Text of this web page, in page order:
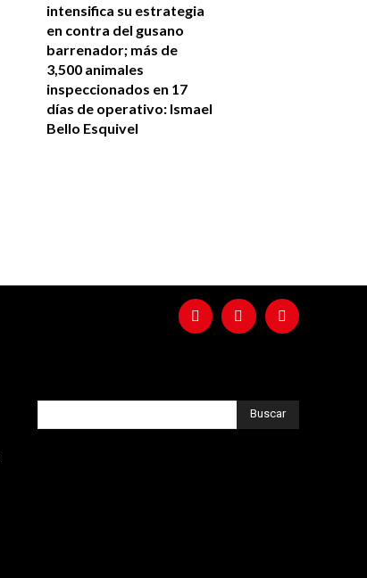
intensifica su estrategia
en contra del gusano
barrenador; más de
3,500 animales
inspeccionados en 17
días de operativo: Ismael
Bello Esquivel
Buscar